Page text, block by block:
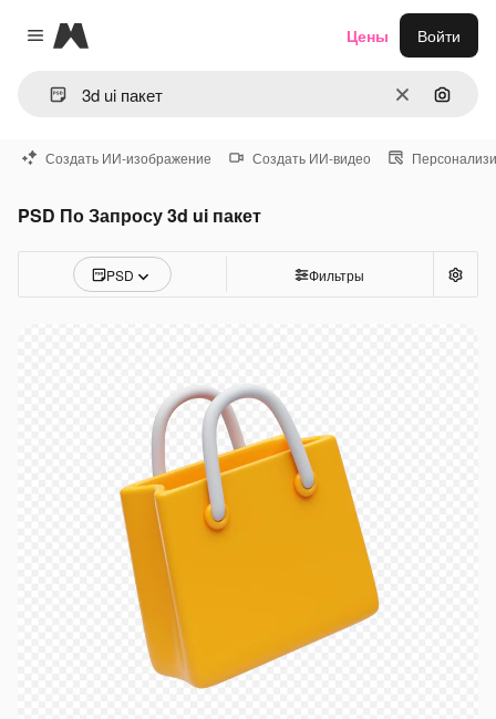
Close menu
Magnific
ОчиститьПоиск
Цены Войти
Создать ИИ-изображение Создать ИИ-видео
PSD По Запросу 3d ui пакет
PSD Фильтры